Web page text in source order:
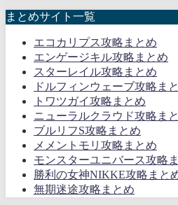
まとめサイト一覧
エコカリプス攻略まとめ
エンゲージキル攻略まとめ
スターレイル攻略まとめ
ドルフィンウェーブ攻略ま
トワツガイ攻略まとめ
ニューラルクラウド攻略ま
ブルリフS攻略まとめ
メメントモリ攻略まとめ
モンスターユニバース攻略
勝利の女神NIKKE攻略まと
無期迷途攻略まとめ